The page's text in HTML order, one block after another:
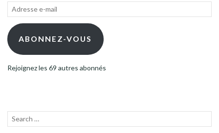
Adresse
mail ABONNEZ-VOUS
Rejoignez les 69 autres abonnés
Recherche